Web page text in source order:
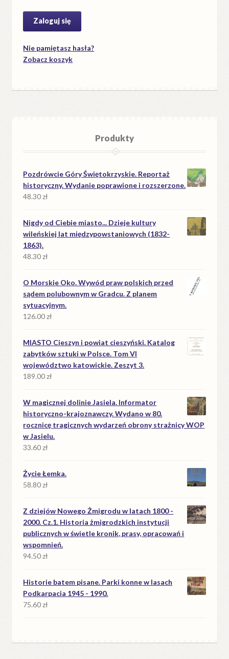
Nie pamiętasz hasła?
Zobacz koszyk
Produkty
Pozdrówcie Góry Świętokrzyskie. Reportaż
historyczny. Wydanie poprawione i rozszerzone.
48.30zł
Nigdy od Ciebie miasto... Dzieje kultury
wileńskiej lat międzypowstaniowych (1832-
1863).
48.30zł
O Morskie Oko. Wywód praw polskich przed
sądem polubownym w Gradcu. Z planem
sytuacyjnym.
126.00zł
MIASTO Cieszyn i powiat cieszyński. Katalog
zabytków sztuki w Polsce. Tom VI
województwo katowickie. Zeszyt 3.
189.00zł
W magicznej dolinie Jasiela. Informator
historyczno-krajoznawczy. Wydano w 80.
rocznicę tragicznych wydarzeń obrony strażnicy WOP
w Jasielu.
33.60zł
Życie Łemka.
58.80zł
Z dziejów Nowego Żmigrodu w latach 1800 -
2000. Cz.1. Historia żmigrodzkich instytucji
publicznych w świetle kronik, prasy, opracowań i
wspomnień.
94.50zł
Historie batem pisane. Parki konne w lasach
Podkarpacia 1945 - 1990.
75.60zł